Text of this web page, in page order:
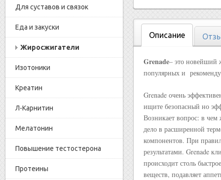
Для суставов и связок
Еда и закуски
Жиросжигатели
Изотоники
Креатин
Л-Карнитин
Мелатонин
Повышение тестостерона
Протеины
Описание
Grenade– это новейший
популярных и
Grenade очень
ищите безопасный но
Возникает вопрос: в чем
дело в расширенной
компонентов. При
результатами. Grenade
происходит столь
веществ, подавляет